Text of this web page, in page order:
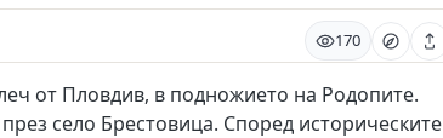
170
от Пловдив, в подножието на Родопите.
село Брестовица. Според историческите